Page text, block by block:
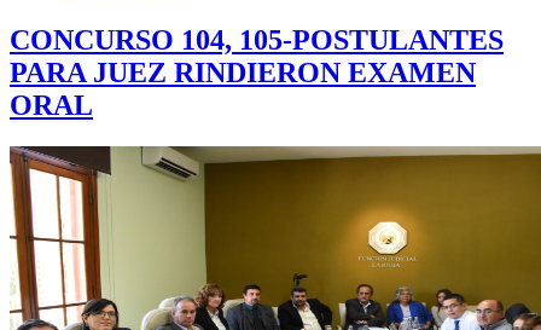
CONCURSO 104, 105-POSTULANTES
PARA JUEZ RINDIERON EXAMEN
ORAL